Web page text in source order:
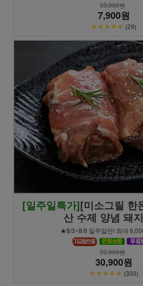
33,000원
7,900원
★★★★★ (29)
[일주일특가][미소그릴 한
산 수제 양념 돼
★8/3~8/9 일주일만! 최대
33,900원
30,900원
★★★★★ (300)